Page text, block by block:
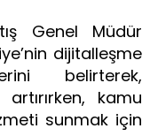
Genel Müdür
dijitalleşme
belirterek,
kamu
sunmak için